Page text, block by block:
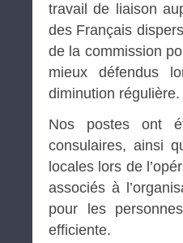
travail de liaison
des Français
de la commission
mieux défendus
diminution régulière.
Nos postes ont
consulaires, ainsi
locales lors de
associés à
pour les
efficiente.